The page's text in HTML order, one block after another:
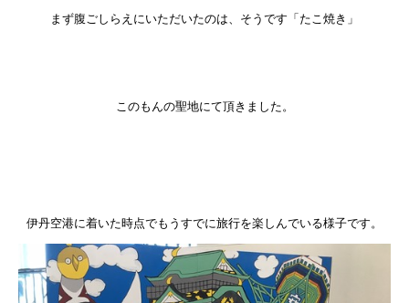
まず腹ごしらえにいただいたのは、そうです「たこ焼き」
このもんの聖地にて頂きました。
伊丹空港に着いた時点でもうすでに旅行を楽しんでいる様子です。